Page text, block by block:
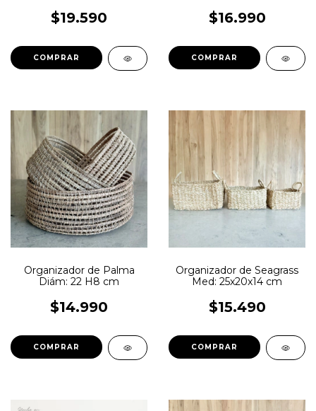
$19.590 $16.990
Organizador de Palma
Diám: 22 H8 cm
$14.990
Organizador de Seagrass
Med: 25x20x14 cm
$15.490